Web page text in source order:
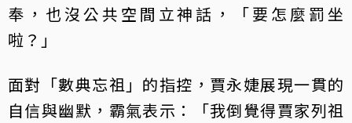
奉，也沒公共空間立神話，「要怎麼罰坐
啦？」
面對「數典忘祖」的指控，賈永婕展現一貫的
自信與幽默，霸氣表示：「我倒覺得賈家列祖